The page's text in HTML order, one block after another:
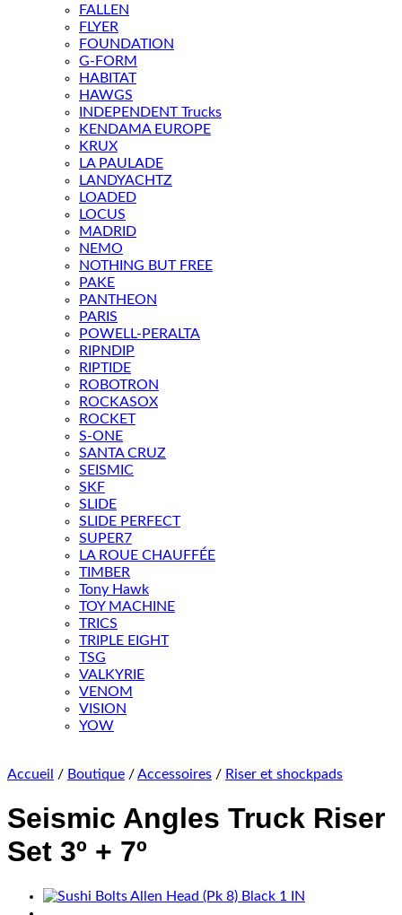
FALLEN
FLYER
FOUNDATION
G-FORM
HABITAT
HAWGS
INDEPENDENT Trucks
KENDAMA EUROPE
KRUX
LA PAULADE
LANDYACHTZ
LOADED
LOCUS
MADRID
NEMO
NOTHING BUT FREE
PAKE
PANTHEON
PARIS
POWELL-PERALTA
RIPNDIP
RIPTIDE
ROBOTRON
ROCKASOX
ROCKET
S-ONE
SANTA CRUZ
SEISMIC
SKF
SLIDE
SLIDE PERFECT
SUPER7
LA ROUE CHAUFFÉE
TIMBER
Tony Hawk
TOY MACHINE
TRICS
TRIPLE EIGHT
TSG
VALKYRIE
VENOM
VISION
YOW
Accueil / Boutique /Accessoires / Riser et shockpads
Seismic Angles Truck Riser
Set 3º + 7º